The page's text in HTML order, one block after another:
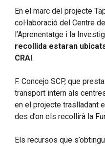
En el marc del projecte
col·laboració del Centre
l’Aprenentatge i la
recollida estaran
CRAI.
F. Concejo SCP, que
transport intern als
en el projecte traslladant
des d’on els recollirà la
Els recursos que